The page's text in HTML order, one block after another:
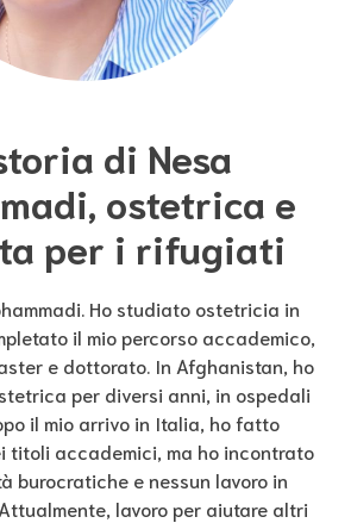
di Nesa
ostetrica e
per i rifugiati
Ho studiato ostetricia in
il mio percorso accademico,
e dottorato. In Afghanistan, ho
per diversi anni, in ospedali
il mio arrivo in Italia, ho fatto
titoli accademici, ma ho incontrato
burocratiche e nessun lavoro in
lavoro per aiutare altri